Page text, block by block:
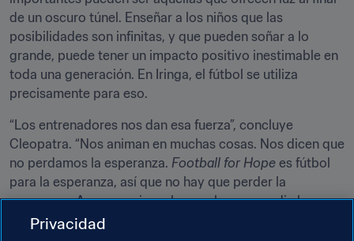
de un oscuro túnel. Enseñar a los niños que las
posibilidades son infinitas, y que pueden soñar a lo
grande, puede tener un impacto positivo inestimable en
toda una generación. En Iringa, el fútbol se utiliza
precisamente para eso.
“Los entrenadores nos dan esa fuerza”, concluye
Cleopatra. “Nos animan en muchas cosas. Nos dicen que
no perdamos la esperanza. Football for Hope es fútbol
para la esperanza, así que no hay que perder la
esperanza. Aunque quieras hacer algo que nadie ha
hecho nunca, debes hacerlo”.
Privacidad